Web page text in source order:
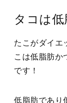
タコは
たこがダイエ
こは低脂肪か
です！
低脂肪であり